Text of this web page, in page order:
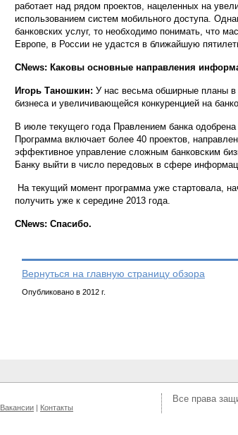
работает над рядом проектов, нацеленных на
использованием систем мобильного доступа.
банковских услуг, то необходимо понимать, что
Европе, в России не удастся в ближайшую
СNews: Каковы основные направления
Игорь Таношкин: У нас весьма обширные планы в
бизнеса и увеличивающейся конкуренцией на
В июле текущего года Правлением банка
Программа включает более 40 проектов,
эффективное управление сложным банковским
Банку выйти в число передовых в сфере
На текущий момент программа уже стартовала,
получить уже к середине 2013 года.
CNews: Спасибо.
Вернуться на главную страницу обзора
Опубликовано в 2012 г.
Вакансии | Контакты
Все права